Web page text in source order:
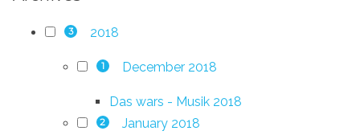
3 2018
1 December 2018
Das wars - Musik 2018
2 January 2018